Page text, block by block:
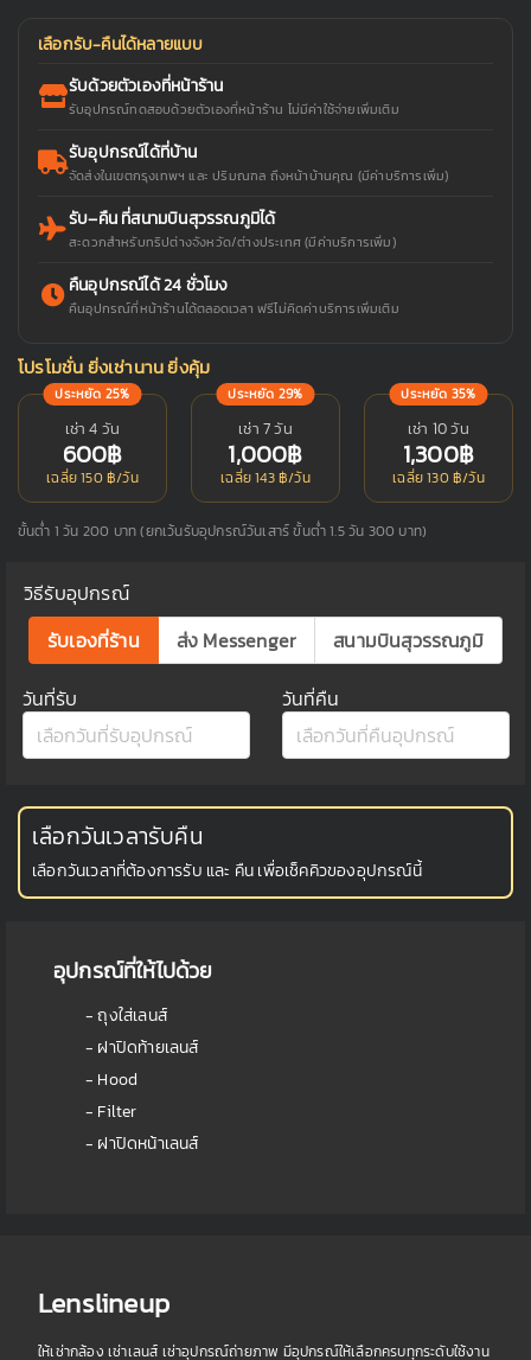
เลือกรับ-คืนได้หลายแบบ
รับด้วยตัวเองที่หน้าร้าน
รับอุปกรณ์ทดสอบด้วยตัวเองที่หน้าร้าน ไม่มีค่าใช้จ่ายเพิ่มเติม
รับอุปกรณ์ได้ที่บ้าน
จัดส่งในเขตกรุงเทพฯ และ ปริมณฑล ถึงหน้าบ้านคุณ (มีค่าบริการเพิ่ม)
รับ–คืน ที่สนามบินสุวรรณภูมิได้
สะดวกสำหรับทริปต่างจังหวัด/ต่างประเทศ (มีค่าบริการเพิ่ม)
คืนอุปกรณ์ได้ 24 ชั่วโมง
คืนอุปกรณ์ที่หน้าร้านได้ตลอดเวลา ฟรีไม่คิดค่าบริการเพิ่มเติม
โปรโมชั่น ยิ่งเช่านาน ยิ่งคุ้ม
ประหยัด 25%
เช่า 4 วัน
600฿
เฉลี่ย 150 ฿/วัน
ประหยัด 29%
เช่า 7 วัน
1,000฿
เฉลี่ย 143 ฿/วัน
ประหยัด 35%
เช่า 10 วัน
1,300฿
เฉลี่ย 130 ฿/วัน
ขั้นต่ำ 1 วัน 200 บาท (ยกเว้นรับอุปกรณ์วันเสาร์ ขั้นต่ำ 1.5 วัน 300 บาท)
วิธีรับอุปกรณ์
รับเองที่ร้าน
ส่ง Messenger สนามบินสุวรรณภูมิ
วันที่รับ วันที่คืน
เลือกวันเวลารับคืน
เลือกวันเวลาที่ต้องการรับ และ คืน เพื่อเช็คคิวของอุปกรณ์นี้
อุปกรณ์ที่ให้ไปด้วย
- ถุงใส่เลนส์
- ฝาปิดท้ายเลนส์
- Hood
- Filter
- ฝาปิดหน้าเลนส์
Lenslineup
ให้เช่ากล้อง เช่าเลนส์ เช่าอุปกรณ์ถ่ายภาพ มีอุปกรณ์ให้เลือกครบทุกระดับใช้งาน